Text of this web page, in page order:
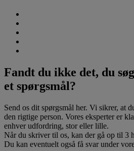
Fandt du ikke det, du
et spørgsmål?
Send os dit spørgsmål her. Vi sikrer, at
den rigtige person. Vores eksperter er
enhver udfordring, stor eller lille.
Når du skriver til os, kan der gå op til 3
Du kan eventuelt også få svar under